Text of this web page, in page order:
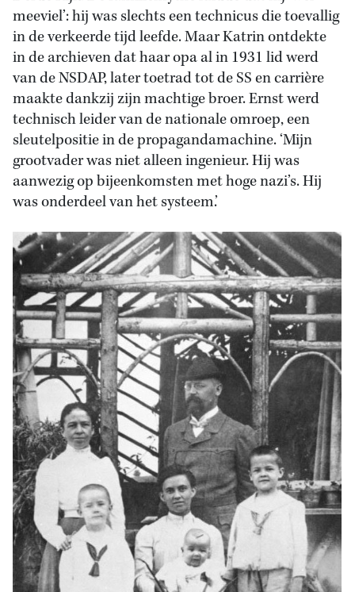
meeviel’: hij was slechts een technicus die toevallig
in de verkeerde tijd leefde. Maar Katrin ontdekte
in de archieven dat haar opa al in 1931 lid werd
van de NSDAP, later toetrad tot de SS en carrière
maakte dankzij zijn machtige broer. Ernst werd
technisch leider van de nationale omroep, een
sleutelpositie in de propagandamachine. ‘Mijn
grootvader was niet alleen ingenieur. Hij was
aanwezig op bijeenkomsten met hoge nazi’s. Hij
was onderdeel van het systeem.’